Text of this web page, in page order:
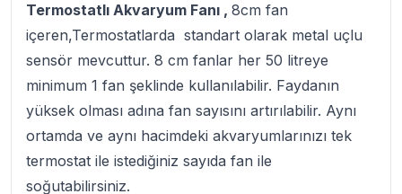
Termostatlı Akvaryum Fanı , 8cm fan
içeren,Termostatlarda standart olarak metal uçlu
sensör mevcuttur. 8 cm fanlar her 50 litreye
minimum 1 fan şeklinde kullanılabilir. Faydanın
yüksek olması adına fan sayısını artırılabilir. Aynı
ortamda ve aynı hacimdeki akvaryumlarınızı tek
termostat ile istediğiniz sayıda fan ile
soğutabilirsiniz.